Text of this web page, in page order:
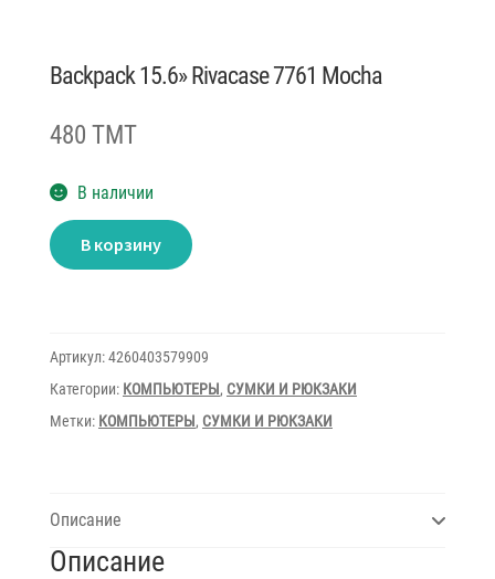
Backpack 15.6» Rivacase 7761 Mocha
480 TMT
В наличии
Количество
товара
Backpack
В корзину
Артикул:4260403579909
Категории: КОМПЬЮТЕРЫ, СУМКИ И РЮКЗАКИ
Метки: КОМПЬЮТЕРЫ, СУМКИ И РЮКЗАКИ
Описание
Описание